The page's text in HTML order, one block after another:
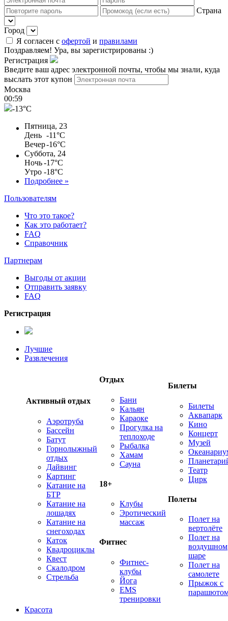
Страна
Город
Я согласен с офертой и правилами
Поздравляем! Ура, вы зарегистрированы :)
Регистрация
Введите ваш адрес электронной почты, чтобы мы знали, куда
выслать этот купон
Москва
00:59
-13°C
Пятница, 23
День -11°C
Вечер-16°C
Суббота, 24
Ночь-17°C
Утро -18°C
Подробнее »
Пользователям
Что это такое?
Как это работает?
FAQ
Справочник
Партнерам
Выгоды от акции
Отправить заявку
FAQ
Регистрация
Лучшие
Развлечения
Активный отдых
Аэротруба
Бассейн
Батут
Горнолыжный
отдых
Дайвинг
Картинг
Катание на
БТР
Катание на
лошадях
Катание на
снегоходах
Каток
Квадроциклы
Квест
Скалодром
Стрельба
Отдых
Бани
Кальян
Караоке
Прогулка на
теплоходе
Рыбалка
Хамам
Сауна
18+
Клубы
Эротический
массаж
Фитнес
Фитнес-
клубы
Йога
EMS
тренировки
Билеты
Билеты
Аквапарк
Кино
Концерт
Музей
Театр
Цирк
Полеты
Полет на
вертолёте
Полет на
воздушном
шаре
Полет на
самолете
Прыжок с
Красота